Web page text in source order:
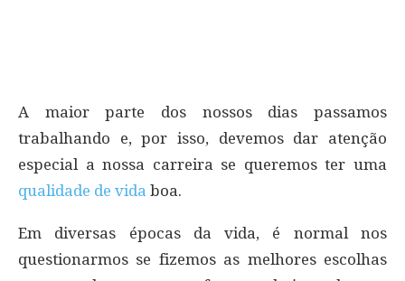
A maior parte dos nossos dias passamos
trabalhando e, por isso, devemos dar atenção
especial a nossa carreira se queremos ter uma
qualidade de vida boa.
Em diversas épocas da vida, é normal nos
questionarmos se fizemos as melhores escolhas